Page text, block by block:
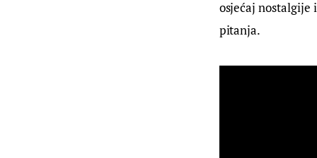
osjećaj
pitanja.